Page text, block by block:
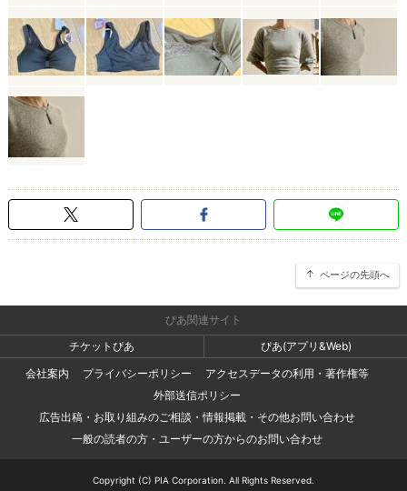
ページの先頭へ
ぴあ関連サイト
チケットぴあ
ぴあ(アプリ&Web)
会社案内
プライバシーポリシー
アクセスデータの利用・著作権等
外部送信ポリシー
広告出稿・お取り組みのご相談・情報掲載・その他お問い合わせ
一般の読者の方・ユーザーの方からのお問い合わせ
Copyright (C) PIA Corporation. All Rights Reserved.